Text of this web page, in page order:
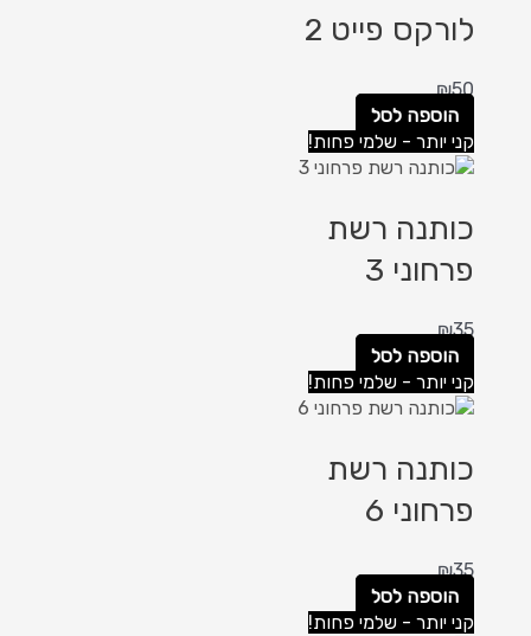
לורקס פייט 2
₪50
הוספה לסל
קני יותר - שלמי פחות!
כותנה רשת
פרחוני 3
₪35
הוספה לסל
קני יותר - שלמי פחות!
כותנה רשת
פרחוני 6
₪35
הוספה לסל
קני יותר - שלמי פחות!